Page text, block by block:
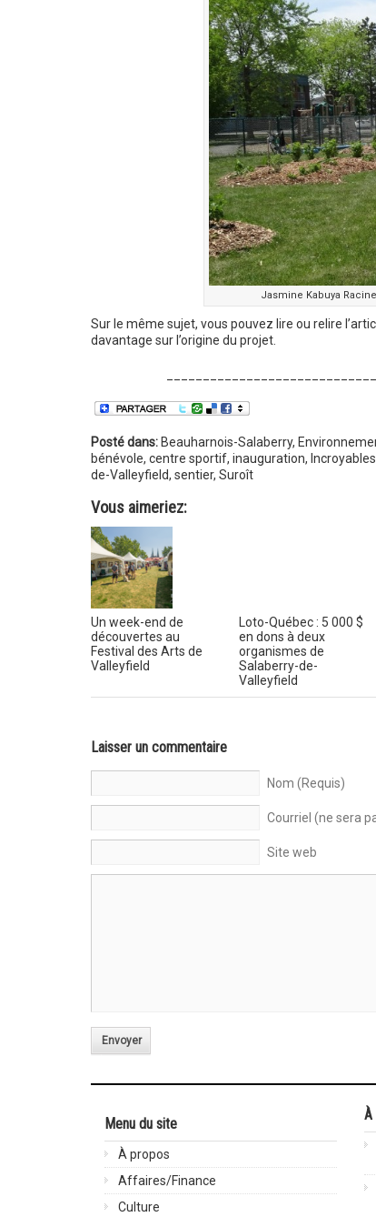
Jasmine Kabuya
Sur le même sujet, vous pouvez lire ou relire
davantage sur l’origine du projet.
Posté dans: Beauharnois-Salaberry,
bénévole, centre sportif, inauguration,
de-Valleyfield, sentier, Suroît
Vous aimeriez:
Un week-end de
découvertes au
Festival des Arts de
Valleyfield
Loto-Québec : 5 000 $
en dons à deux
organismes de
Salaberry-de-
Valleyfield
Laisser un commentaire
Nom (Requis)
Courriel (ne sera
Site web
Envoyer
Menu du site
À propos
Affaires/Finance
Culture
À